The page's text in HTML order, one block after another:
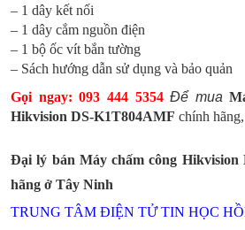
– 1 dây kết nối
– 1 dây cắm nguồn điện
– 1 bộ ốc vít bắn tường
– Sách hướng dẫn sử dụng và bảo quản
Gọi ngay: 093 444 5354Để mua
Hikvision DS-K1T804AMF chính
Đại lý bán Máy chấm công Hikvision
hãng ở Tây Ninh
TRUNG TÂM ĐIỆN TỬ TIN HỌC